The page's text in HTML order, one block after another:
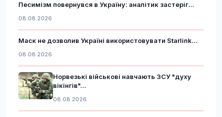
Песимізм повернувся в Україну: аналітик застеріг...
08.08.2026
Маск не дозволив Україні використовувати Starlink...
08.08.2026
Норвезькі військові навчають ЗСУ "духу
вікінгів"...
08.08.2026